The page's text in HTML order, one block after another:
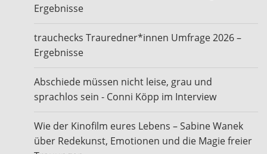
Ergebnisse
trauchecks Trauredner*innen Umfrage 2026 –
Ergebnisse
Abschiede müssen nicht leise, grau und
sprachlos sein - Conni Köpp im Interview
Wie der Kinofilm eures Lebens – Sabine Wanek
über Redekunst, Emotionen und die Magie freier